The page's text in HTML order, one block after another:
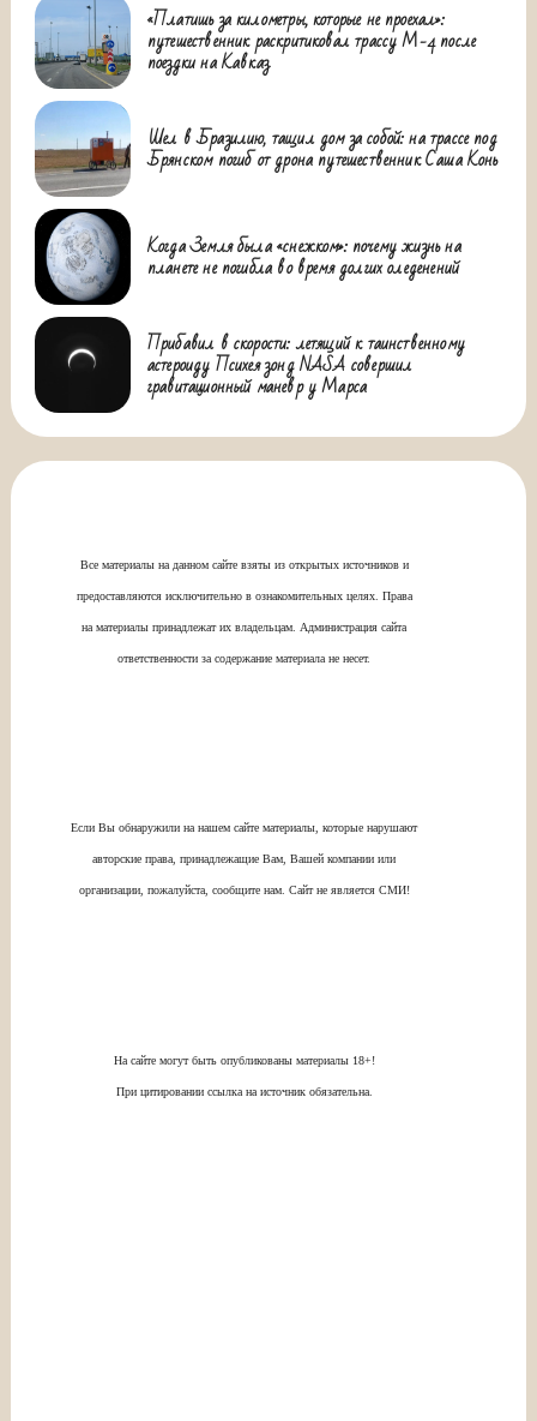
«Платишь за километры, которые не проехал»:
путешественник раскритиковал трассу М-4 после
поездки на Кавказ
Шел в Бразилию, тащил дом за собой: на трассе под
Брянском погиб от дрона путешественник Саша Конь
Когда Земля была «снежком»: почему жизнь на
планете не погибла во время долгих оледенений
Прибавил в скорости: летящий к таинственному
астероиду Психея зонд NASA совершил
гравитационный маневр у Марса
Все материалы на данном сайте взяты из открытых источников и
предоставляются исключительно в ознакомительных целях. Права
на материалы принадлежат их владельцам. Администрация сайта
ответственности за содержание материала не несет.
Если Вы обнаружили на нашем сайте материалы, которые нарушают
авторские права, принадлежащие Вам, Вашей компании или
организации, пожалуйста, сообщите нам. Сайт не является СМИ!
На сайте могут быть опубликованы материалы 18+!
При цитировании ссылка на источник обязательна.